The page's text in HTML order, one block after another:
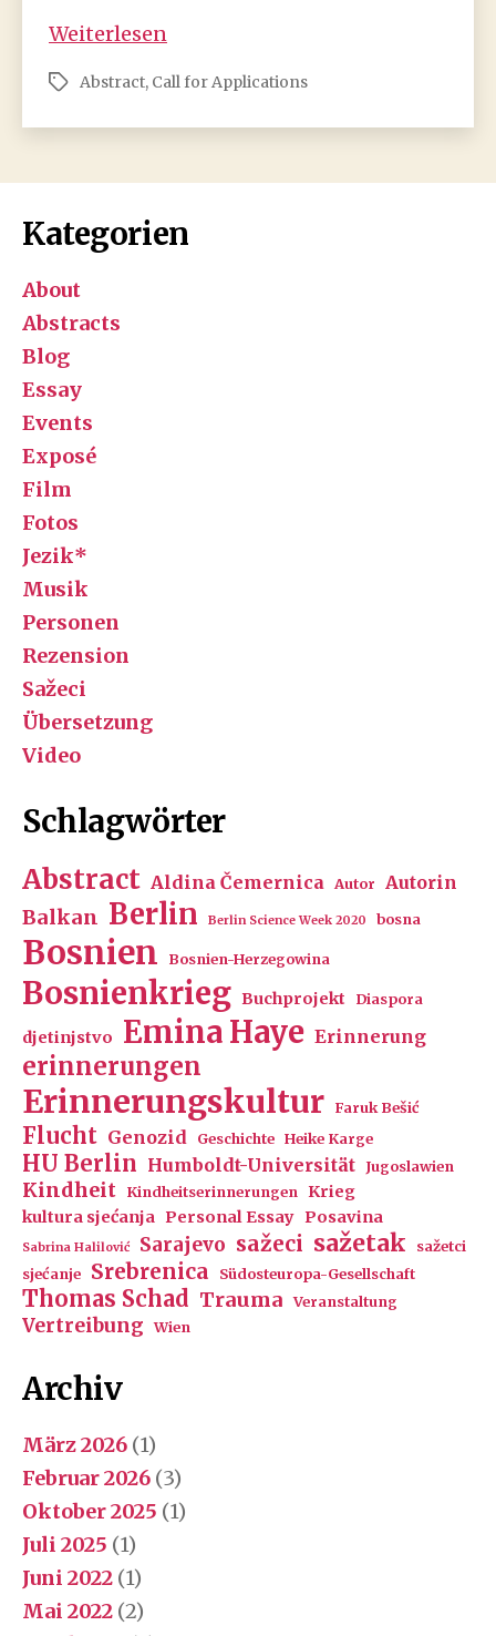
Weiterlesen
und
Schlagwörter
Abstract, Call for Applications
Kategorien
About
Abstracts
Blog
Essay
Events
Exposé
Film
Fotos
Jezik*
Musik
Personen
Rezension
Sažeci
Übersetzung
Video
Schlagwörter
Abstract Aldina Čemernica Autor Autorin
Balkan Berlin Berlin Science Week 2020 bosna
Bosnien Bosnien-Herzegowina
Bosnienkrieg Buchprojekt Diaspora
djetinjstvo Emina Haye Erinnerung
erinnerungen
Erinnerungskultur Faruk Bešić
Flucht Genozid Geschichte Heike Karge
HU Berlin Humboldt-Universität Jugoslawien
Kindheit Kindheitserinnerungen
Krieg
kultura sjećanja Personal Essay Posavina
Sabrina Halilović Sarajevo sažeci sažetak
sažetci
sjećanje
Srebrenica Südosteuropa-Gesellschaft
Thomas Schad Trauma Veranstaltung
Vertreibung Wien
Archiv
März 2026 (1)
Februar 2026 (3)
Oktober 2025 (1)
Juli 2025 (1)
Juni 2022 (1)
Mai 2022 (2)